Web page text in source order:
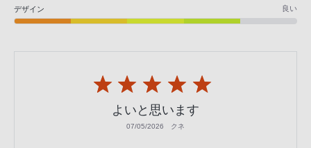
デザイン 良い
よいと思います
07/05/2026 クネ